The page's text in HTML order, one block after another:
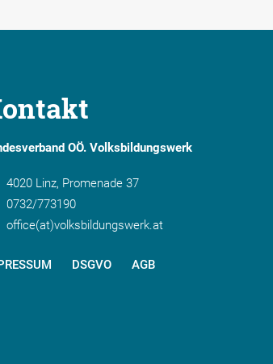
OÖ. Volksbildungswerk
4020 Linz, Promenade 37
0732/773190
office(at)volksbildungswerk.at
DSGVO AGB